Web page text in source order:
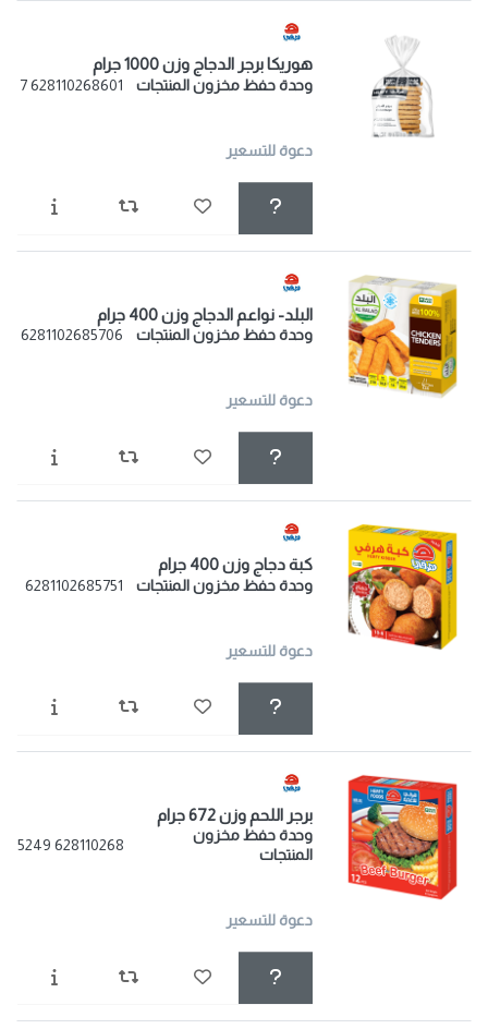
هوريكا برجر الدجاج وزن 1000 جرام
وحدة حفظ مخزون المنتجات 628110268601 7
دعوة للتسعير
البلد- نواعم الدجاج وزن 400 جرام
وحدة حفظ مخزون المنتجات 6281102685706
دعوة للتسعير
كبة دجاج وزن 400 جرام
وحدة حفظ مخزون المنتجات 6281102685751
دعوة للتسعير
برجر اللحم وزن 672 جرام
وحدة حفظ مخزون
المنتجات
628110268 5249
دعوة للتسعير